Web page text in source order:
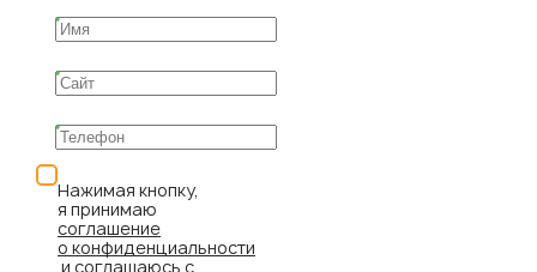
Нажимая кнопку,
я принимаю
соглашение
о конфиденциальности
и соглашаюсь с